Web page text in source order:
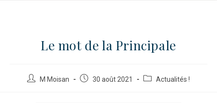
Le mot de la Principale
M Moisan 30 août 2021 Actualités !